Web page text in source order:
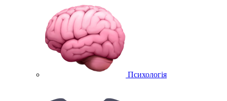
Психологія